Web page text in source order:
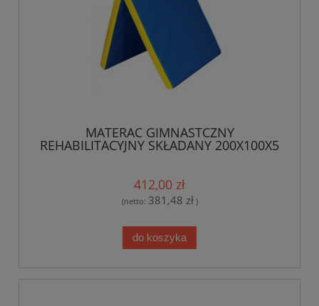
MATERAC GIMNASTCZNY
REHABILITACYJNY SKŁADANY 200X100X5
412,00 zł
(netto: 381,48 zł)
do koszyka